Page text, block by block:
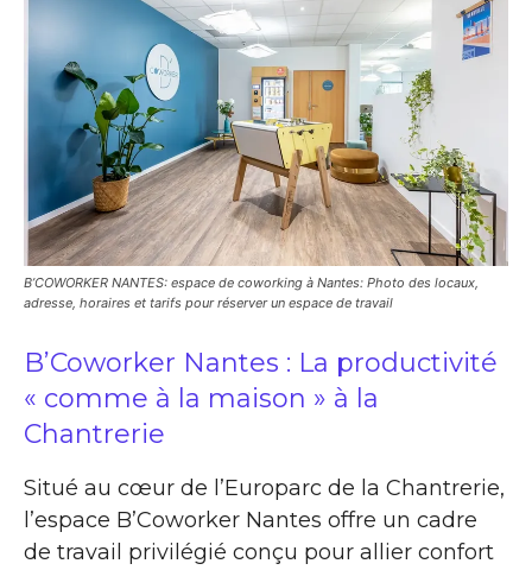
B’COWORKER NANTES: espace de coworking à Nantes: Photo des locaux,
adresse, horaires et tarifs pour réserver un espace de travail
B’Coworker Nantes : La productivité
« comme à la maison » à la
Chantrerie
Situé au cœur de l’Europarc de la Chantrerie,
l’espace B’Coworker Nantes offre un cadre
de travail privilégié conçu pour allier confort